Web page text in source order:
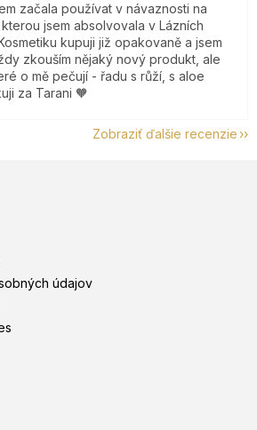
začala používat v návaznosti na
jsem absolvovala v Lázních
kupuji již opakovaně a jsem
zkouším nějaký nový produkt, ale
o mě pečují - řadu s růží, s aloe
za Tarani 🧡
Zobraziť ďalšie recenzie
údajov